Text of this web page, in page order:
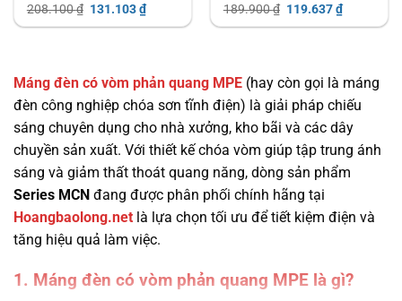
208.100₫ Giá
là:
131.103₫Giá
hiện
tại
189.900₫ Giá
là:
119.637₫Giá
hiện
tại
Máng đèn có vòm phản quang MPE (hay còn gọi là máng
đèn công nghiệp chóa sơn tĩnh điện) là giải pháp chiếu
sáng chuyên dụng cho nhà xưởng, kho bãi và các dây
chuyền sản xuất. Với thiết kế chóa vòm giúp tập trung ánh
sáng và giảm thất thoát quang năng, dòng sản phẩm
Series MCN đang được phân phối chính hãng tại
Hoangbaolong.net là lựa chọn tối ưu để tiết kiệm điện và
tăng hiệu quả làm việc.
1. Máng đèn có vòm phản quang MPE là gì?